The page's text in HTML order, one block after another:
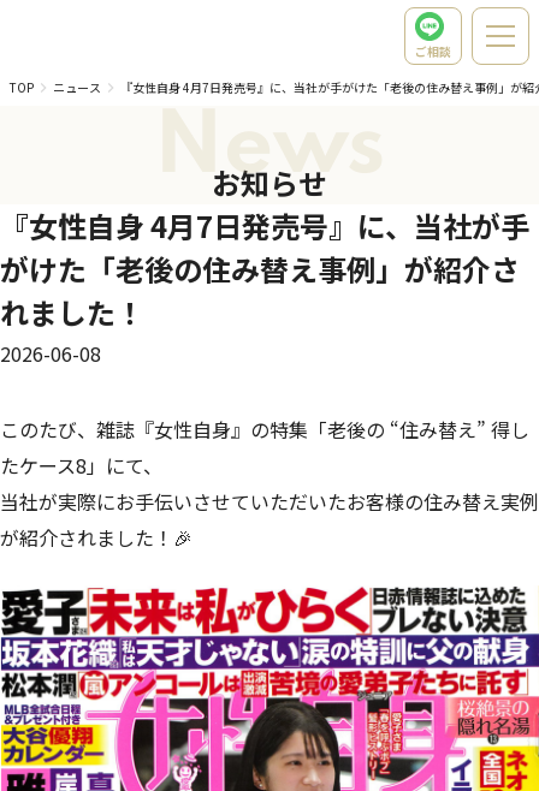
ご相談
TOP
ニュース 『女性自身 4月7日発売号』に、当社が手がけた「老後の住み替え事例」が
News
お知らせ
『女性自身 4月7日発売号』に、当社が手
がけた「老後の住み替え事例」が紹介さ
れました！
2026-06-08
このたび、雑誌『女性自身』の特集「老後の “住み替え” 得し
たケース8」にて、
当社が実際にお手伝いさせていただいたお客様の住み替え実例
が紹介されました！🎉